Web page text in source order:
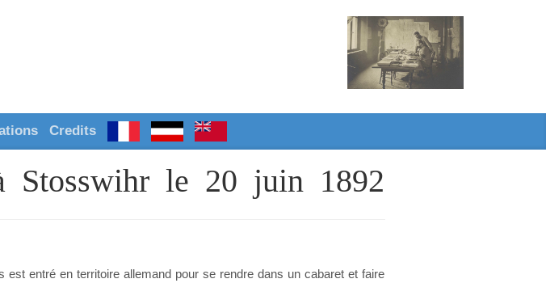
Credits
Stosswihr le 20 juin 1892
entré en territoire allemand pour se rendre dans un cabaret et faire